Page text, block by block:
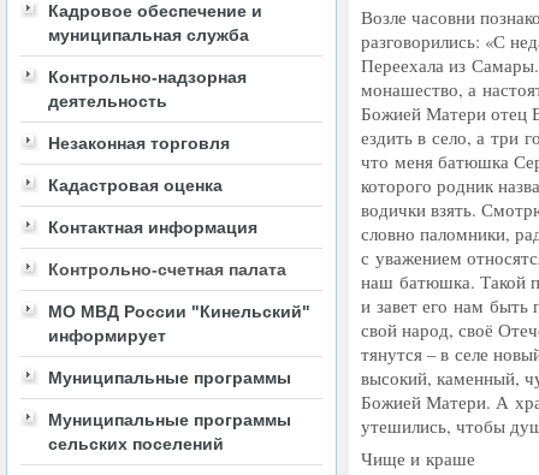
Кадровое обеспечение и
муниципальная служба
Контрольно-надзорная
деятельность
Незаконная торговля
Кадастровая оценка
Контактная информация
Контрольно-счетная палата
МО МВД России "Кинельский"
информирует
Муниципальные программы
Муниципальные программы
сельских поселений
Возле часовни
разговорились: «С
Переехала из
монашество, а
Божией Матери отец
ездить в село, а три
что меня батюшка
которого родник
водички взять.
словно паломники,
с уважением
наш батюшка. Такой
и завет его нам быть
свой народ, своё
тянутся – в селе
высокий, каменный,
Божией Матери. А
утешились, чтобы
Чище и краше